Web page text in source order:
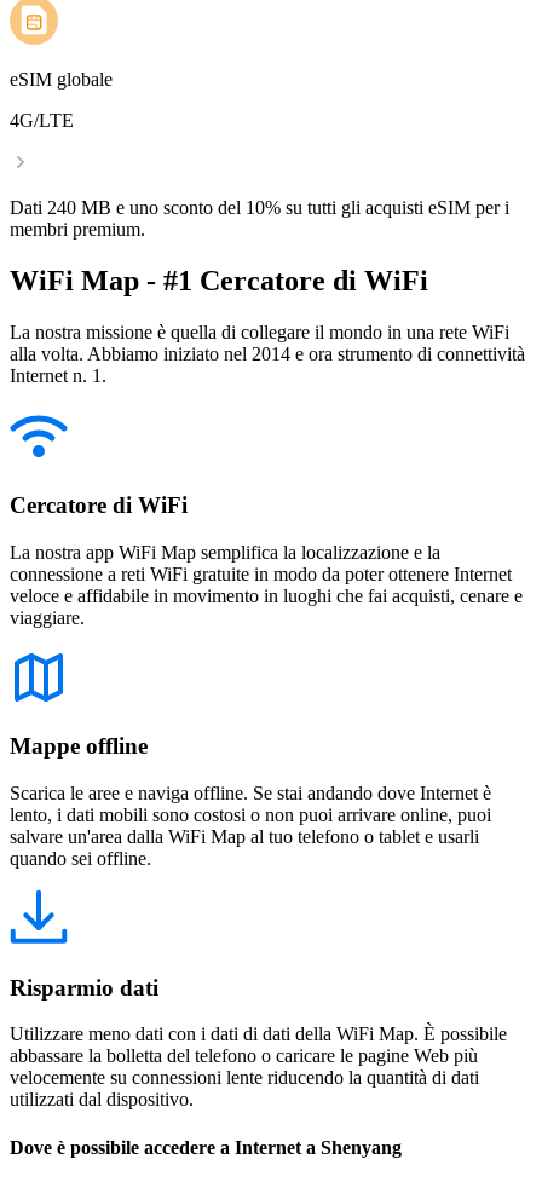
eSIM globale
4G/LTE
Dati 240 MB e uno sconto del 10% su tutti gli acquisti eSIM per i
membri premium.
WiFi Map - #1 Cercatore di WiFi
La nostra missione è quella di collegare il mondo in una rete WiFi
alla volta. Abbiamo iniziato nel 2014 e ora strumento di connettività
Internet n. 1.
Cercatore di WiFi
La nostra app WiFi Map semplifica la localizzazione e la
connessione a reti WiFi gratuite in modo da poter ottenere Internet
veloce e affidabile in movimento in luoghi che fai acquisti, cenare e
viaggiare.
Mappe offline
Scarica le aree e naviga offline. Se stai andando dove Internet è
lento, i dati mobili sono costosi o non puoi arrivare online, puoi
salvare un'area dalla WiFi Map al tuo telefono o tablet e usarli
quando sei offline.
Risparmio dati
Utilizzare meno dati con i dati di dati della WiFi Map. È possibile
abbassare la bolletta del telefono o caricare le pagine Web più
velocemente su connessioni lente riducendo la quantità di dati
utilizzati dal dispositivo.
Dove è possibile accedere a Internet a Shenyang